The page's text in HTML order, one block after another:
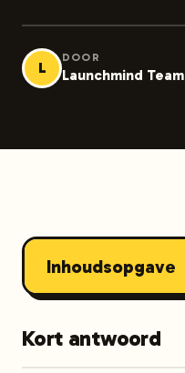
L
DOOR
Launchmind Team
Inhoudsopgave
Kort antwoord